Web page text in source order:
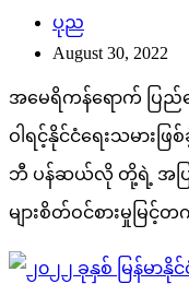
ပုည
August 30, 2022
အမေရိကန်ရောက် ပြည်ပ
ဝါရင့်နိုင်ငံရေးသမားဖ
ဘီ ပန်ဆယ်လို တို့ရဲ့ အပ
များစိတ်ဝင်စားမှုမြ